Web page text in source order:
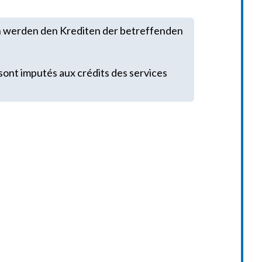
werden den Krediten der betreffenden
imputés aux crédits des services